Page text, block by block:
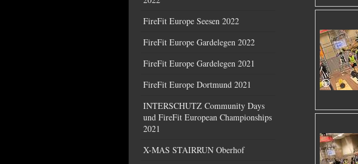
FireFit Europe Seesen 2022
FireFit Europe Gardelegen 2022
FireFit Europe Gardelegen 2021
FireFit Europe Dortmund 2021
INTERSCHUTZ Community Days
und FireFit European Championships
2021
X-MAS STAIRRUN Oberhof